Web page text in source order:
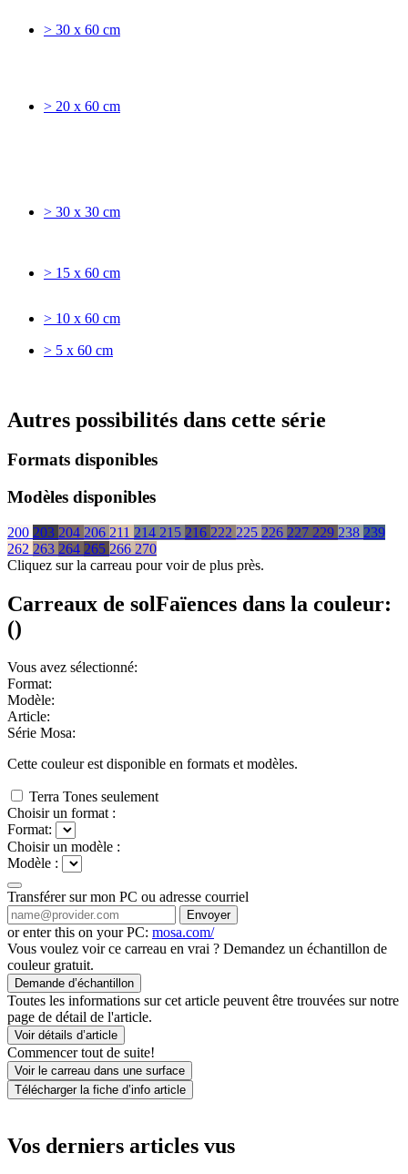
> 30 x 60 cm
> 20 x 60 cm
> 30 x 30 cm
> 15 x 60 cm
> 10 x 60 cm
> 5 x 60 cm
Autres possibilités dans cette série
Formats disponibles
Modèles disponibles
200 203 204 206 211 214 215 216 222 225 226 227 229 238 239
262 263 264 265 266 270
Cliquez sur la carreau pour voir de plus près.
Carreaux de solFaïences dans la couleur:
()
Vous avez sélectionné:
Format:
Modèle:
Article:
Série Mosa:
Cette couleur est disponible en formats et modèles.
Terra Tones seulement
Choisir un format :
Format:
Choisir un modèle :
Modèle :
Transférer sur mon PC ou adresse courriel
Envoyer
or enter this on your PC: mosa.com/
Vous voulez voir ce carreau en vrai ? Demandez un échantillon de
couleur gratuit.
Demande d’échantillon
Toutes les informations sur cet article peuvent être trouvées sur notre
page de détail de l'article.
Voir détails d’article
Commencer tout de suite!
Voir le carreau dans une surface
Télécharger la fiche d’info article
Vos derniers articles vus